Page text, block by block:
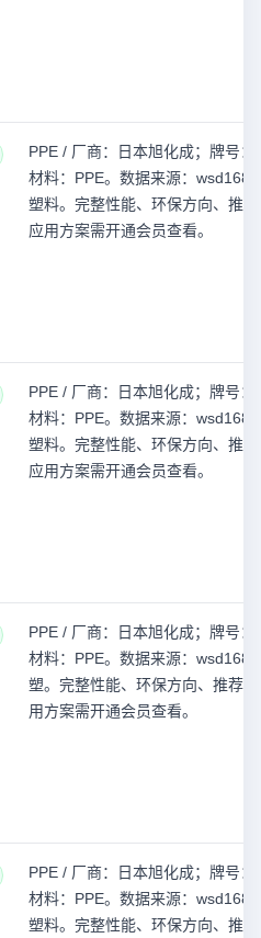
PPE / 厂商：日本旭化成；牌号：
材料：PPE。数据来源：wsd168(
塑料。完整性能、环保方向、推
应用方案需开通会员查看。
PPE / 厂商：日本旭化成；牌号：
材料：PPE。数据来源：wsd168(
塑料。完整性能、环保方向、推
应用方案需开通会员查看。
PPE / 厂商：日本旭化成；牌号：
材料：PPE。数据来源：wsd168(
塑。完整性能、环保方向、推荐
用方案需开通会员查看。
PPE / 厂商：日本旭化成；牌号：
材料：PPE。数据来源：wsd168(
塑料。完整性能、环保方向、推